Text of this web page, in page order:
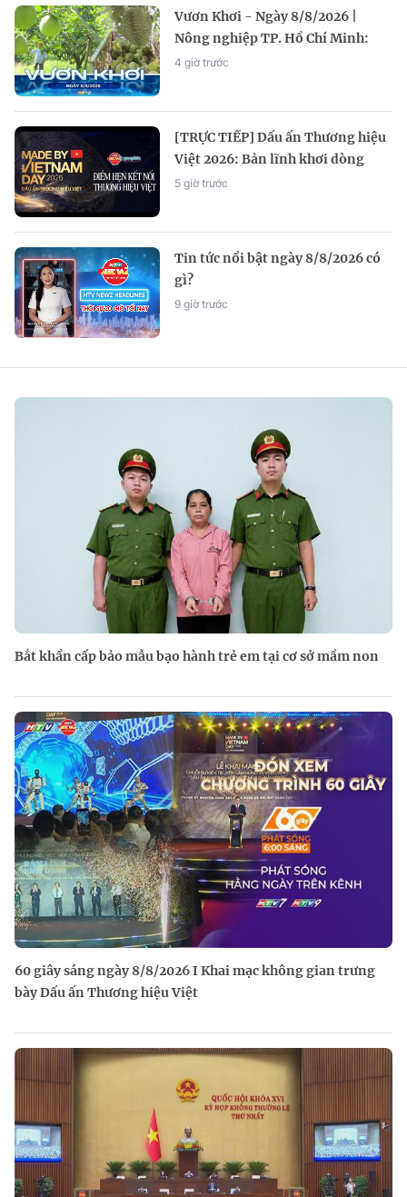
Vươn Khơi - Ngày 8/8/2026 |
Nông nghiệp TP. Hồ Chí Minh:
Cấp 149 mã số vùng trồng
4 giờ trước
[TRỰC TIẾP] Dấu ấn Thương hiệu
Việt 2026: Bản lĩnh khơi dòng
5 giờ trước
Tin tức nổi bật ngày 8/8/2026 có
gì?
9 giờ trước
Bắt khẩn cấp bảo mẫu bạo hành trẻ em tại cơ sở mầm non
60 giây sáng ngày 8/8/2026 I Khai mạc không gian trưng
bày Dấu ấn Thương hiệu Việt